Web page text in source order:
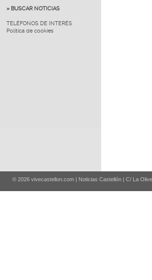
» BUSCAR NOTICIAS
TELÉFONOS DE INTERÉS
Política de cookies
© 2026 vivecastellon.com | Noticias Castellón | C/ La